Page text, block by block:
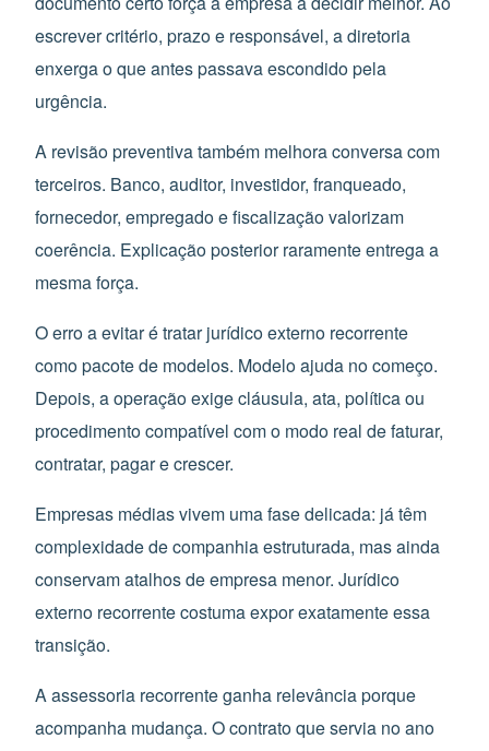
escrever critério, prazo e responsável, a diretoria
enxerga o que antes passava escondido pela
urgência.
A revisão preventiva também melhora conversa com
terceiros. Banco, auditor, investidor, franqueado,
fornecedor, empregado e fiscalização valorizam
coerência. Explicação posterior raramente entrega a
mesma força.
O erro a evitar é tratar jurídico externo recorrente
como pacote de modelos. Modelo ajuda no começo.
Depois, a operação exige cláusula, ata, política ou
procedimento compatível com o modo real de faturar,
contratar, pagar e crescer.
Empresas médias vivem uma fase delicada: já têm
complexidade de companhia estruturada, mas ainda
conservam atalhos de empresa menor. Jurídico
externo recorrente costuma expor exatamente essa
transição.
A assessoria recorrente ganha relevância porque
acompanha mudança. O contrato que servia no ano